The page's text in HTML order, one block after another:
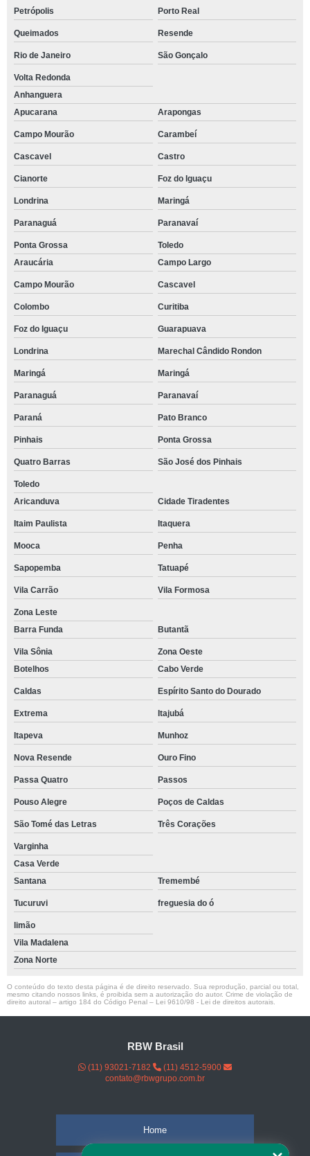
Petrópolis Porto Real
Queimados Resende
Rio de Janeiro São Gonçalo
Volta Redonda
Anhanguera
Apucarana
Arapongas
Campo Mourão Carambeí
Cascavel Castro
Cianorte Foz do Iguaçu
Londrina Maringá
Paranaguá Paranavaí
Ponta Grossa
Toledo
Araucária
Campo Largo
Campo Mourão Cascavel
Colombo Curitiba
Foz do Iguaçu Guarapuava
Londrina Marechal Cândido Rondon
Maringá Maringá
Paranaguá Paranavaí
Paraná Pato Branco
Pinhais Ponta Grossa
Quatro Barras São José dos Pinhais
Toledo
Aricanduva
Cidade Tiradentes
Itaim Paulista Itaquera
Mooca Penha
Sapopemba Tatuapé
Vila Carrão Vila Formosa
Zona Leste
Barra Funda
Butantã
Vila Sônia
Zona Oeste
Botelhos
Cabo Verde
Caldas Espírito Santo do Dourado
Extrema Itajubá
Itapeva Munhoz
Nova Resende Ouro Fino
Passa Quatro Passos
Pouso Alegre Poços de Caldas
São Tomé das Letras Três Corações
Varginha
Casa Verde
Santana
Tremembé
Tucuruvi freguesia do ó
limão
Vila Madalena
Zona Norte
O conteúdo do texto desta página é de direito reservado. Sua reprodução, parcial ou total,
mesmo citando nossos links, é proibida sem a autorização do autor. Crime de violação de
direito autoral – artigo 184 do Código Penal – Lei 9610/98 - Lei de direitos autorais
RBW Brasil
(11) 93021-7182
(11) 4512-5900
contato@rbwgrupo.com.br
Home